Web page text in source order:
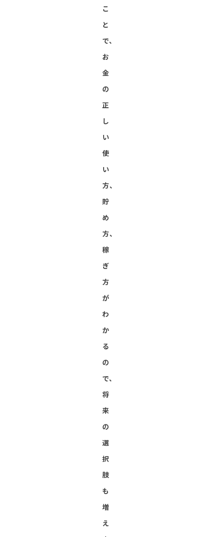
こ
と
で、
お
金
の
正
し
い
使
い
方、
貯
め
方、
稼
ぎ
方
が
わ
か
る
の
で、
将
来
の
選
択
肢
も
増
え